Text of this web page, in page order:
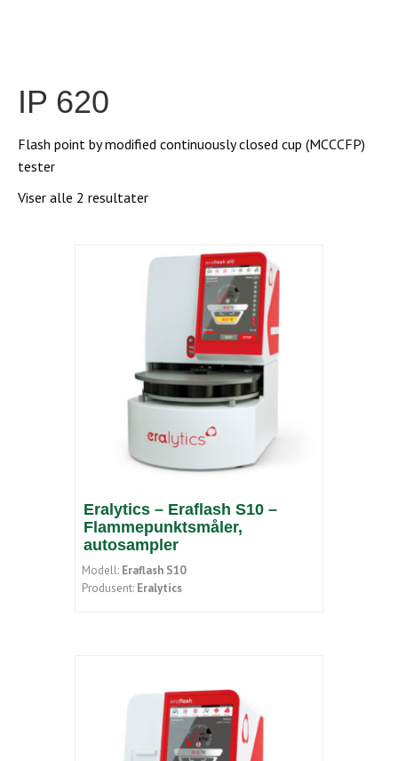
IP 620
Flash point by modified continuously closed cup (MCCCFP)
tester
Viser alle 2 resultater
Eralytics – Eraflash S10 –
Flammepunktsmåler,
autosampler
Modell: Eraflash S10
Produsent: Eralytics